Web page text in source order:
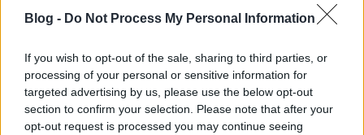
Blog - Do Not Process My Personal Information
If you wish to opt-out of the sale, sharing to third parties, or
processing of your personal or sensitive information for
targeted advertising by us, please use the below opt-out
section to confirm your selection. Please note that after your
opt-out request is processed you may continue seeing
14 éve
@Karl Friedrich Drais der Freiherr von Sauerbronn
stand-up után itt az új őrület, a sit-down comedy? :P